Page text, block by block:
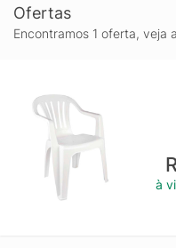
Ofertas
Encontramos 1 oferta, veja
à